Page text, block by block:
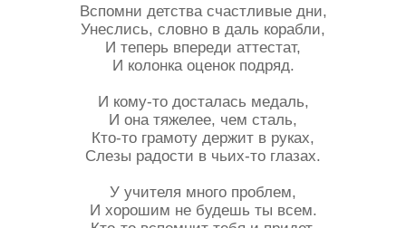
Вспомни детства счастливые дни,
Унеслись, словно в даль корабли,
И теперь впереди аттестат,
И колонка оценок подряд.
И кому-то досталась медаль,
И она тяжелее, чем сталь,
Кто-то грамоту держит в руках,
Слезы радости в чьих-то глазах.
У учителя много проблем,
И хорошим не будешь ты всем.